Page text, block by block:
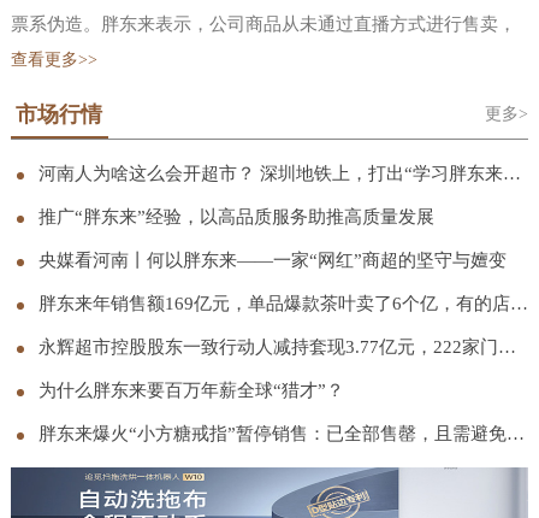
票系伪造。胖东来表示，公司商品从未通过直播方式进行售卖，
也并未授权任何单位或个人开设网店、代购商品、直播卖货等行
重告知正在实施上述行为的单位或个人立即停止相关行为，公司
会采取包括但不限于向行政部门举报、向平台投诉、启动诉讼等
必要措施，依法追究其法律责任。胖东来还曾在 11 月发文称，网
中使用于东来的视频切片进行带货宣传以此谋取不当利益的行
为，胖东来从未授权过任何平台、任何账号进行网络直播带货。
胖东来已累计发现侵权直播间 120 个、侵权视频超过 1.5 万条，
其中约 11900 条视频已完成下架处理，相关侵权账号也已全部取
进处理。胖东来创始人于东来早在 2024 年底就在社交平台连发三
查看更多>>
市场行情 更多>
河南人为啥这么会开超市？ 深圳地铁上，打出“学习胖东来”宣传语
推广“胖东来”经验，以高品质服务助推高质量发展
央媒看河南丨何以胖东来——一家“网红”商超的坚守与嬗变
胖东来年销售额169亿元，单品爆款茶叶卖了6个亿，有的店只营业5小时
永辉超市控股股东一致行动人减持套现3.77亿元，222家门店完成胖东来模式调改
为什么胖东来要百万年薪全球“猎才”？
胖东来爆火“小方糖戒指”暂停销售：已全部售罄，且需避免集中抢购；此前被称“1克拉钻戒平替”